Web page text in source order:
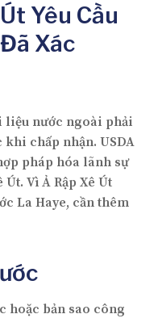
Yêu Cầu
Xác
liệu nước ngoài phải
chấp nhận. USDA
pháp hóa lãnh sự
Vì Ả Rập Xê Út
La Haye, cần thêm
hoặc bản sao công